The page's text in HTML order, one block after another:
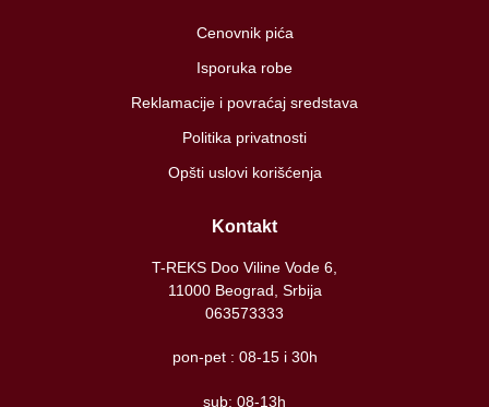
Cenovnik pića
Isporuka robe
Reklamacije i povraćaj sredstava
Politika privatnosti
Opšti uslovi korišćenja
Kontakt
T-REKS Doo Viline Vode 6,
11000 Beograd, Srbija
063573333
pon-pet : 08-15 i 30h
sub: 08-13h